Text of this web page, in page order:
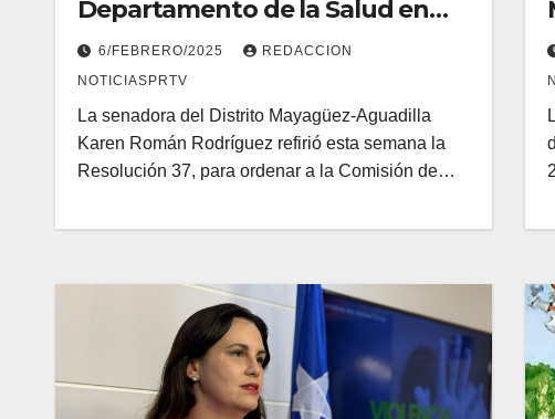
Departamento de la Salud en
Mayagüez
6/FEBRERO/2025
REDACCION
NOTICIASPRTV
La senadora del Distrito Mayagüez-Aguadilla
Karen Román Rodríguez refirió esta semana la
Resolución 37, para ordenar a la Comisión de…